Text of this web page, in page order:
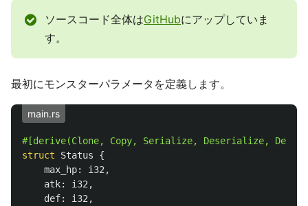
ソースコード全体はGitHubにアップしていま
す。
最初にモンスターパラメータを定義します。
main.rs
#[derive(Clone, Copy, Serialize, Deserialize,
struct
Status
{
max_hp: i32 ,
atk: i32 ,
def: i32 ,